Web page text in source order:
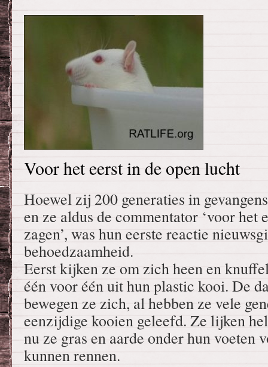
Voor het eerst in de open lucht
Hoewel zij 200 generaties in
en ze aldus de commentator ‘voor het
zagen’, was hun eerste reactie
behoedzaamheid.
Eerst kijken ze om zich heen en
één voor één uit hun plastic kooi. De
bewegen ze zich, al hebben ze vele
eenzijdige kooien geleefd. Ze lijken
nu ze gras en aarde onder hun voeten
kunnen rennen.